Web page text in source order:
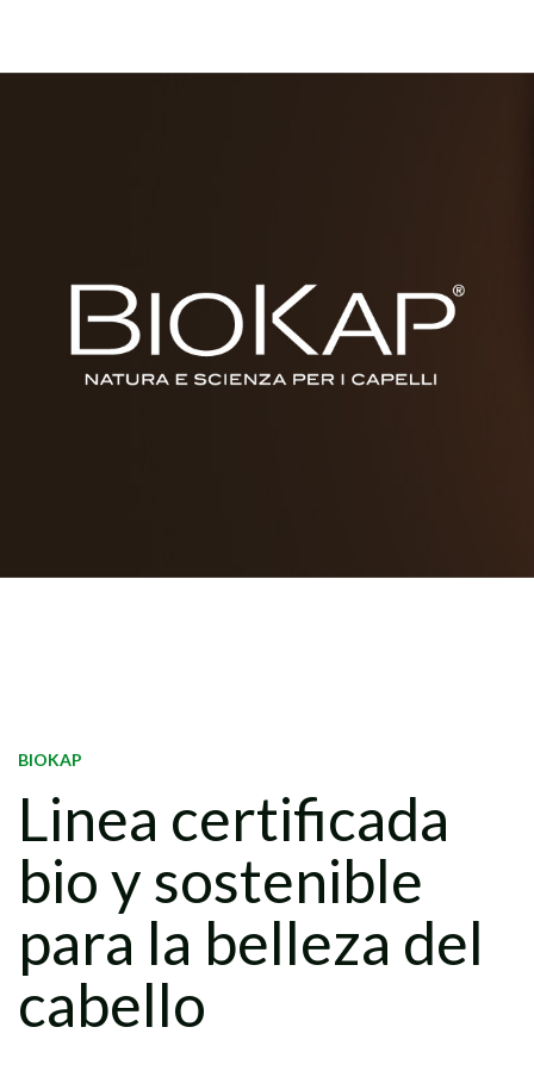
BIOKAP
Linea certificada
bio y sostenible
para la belleza del
cabello